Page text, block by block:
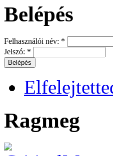
Belépés
Felhasználói név: *
Jelszó: *
Ragmeg